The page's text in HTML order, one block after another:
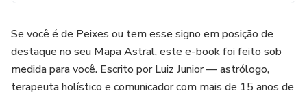
Se você é de Peixes ou tem esse signo em posição de
destaque no seu Mapa Astral, este e-book foi feito sob
medida para você. Escrito por Luiz Junior — astrólogo,
terapeuta holístico e comunicador com mais de 15 anos de